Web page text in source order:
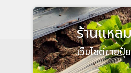
ร้านแหล
เว็บไซต์ขาย